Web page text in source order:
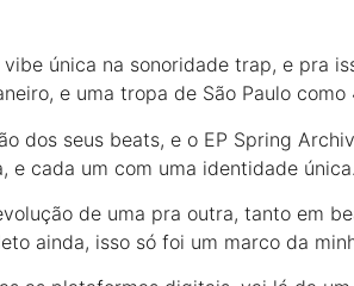
única na sonoridade trap, e pra
e uma tropa de São Paulo como
dos seus beats, e o EP Spring
e cada um com uma identidade única.
de uma pra outra, tanto em
ainda, isso só foi um marco da